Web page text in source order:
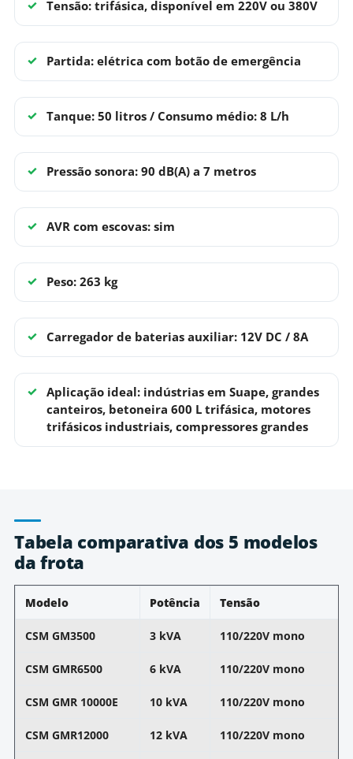
Tensão: trifásica, disponível em 220V ou 380V
Partida: elétrica com botão de emergência
Tanque: 50 litros / Consumo médio: 8 L/h
Pressão sonora: 90 dB(A) a 7 metros
AVR com escovas: sim
Peso: 263 kg
Carregador de baterias auxiliar: 12V DC / 8A
Aplicação ideal: indústrias em Suape, grandes
canteiros, betoneira 600 L trifásica, motores
trifásicos industriais, compressores grandes
Tabela comparativa dos 5 modelos
da frota
Modelo Potência Tensão
CSM GM3500 3 kVA 110/220V mono
CSM GMR6500 6 kVA 110/220V mono
CSM GMR 10000E 10 kVA 110/220V mono
CSM GMR12000 12 kVA 110/220V mono